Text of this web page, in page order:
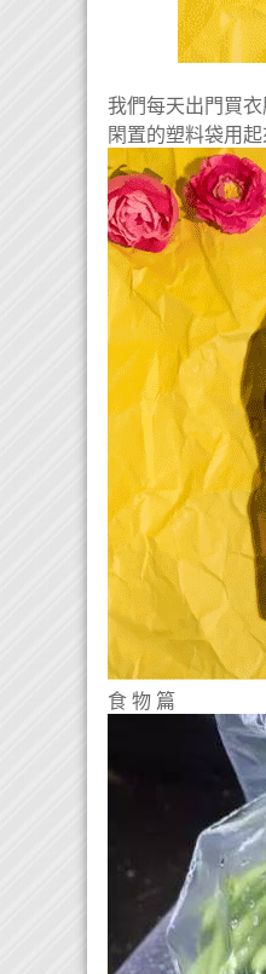
我們每天出門買
閑置的塑料袋用
食 物 篇